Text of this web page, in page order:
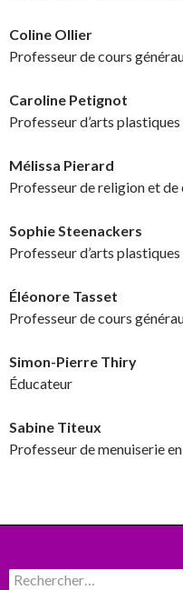
Coline Ollier
Professeur de cours
Caroline Petignot
Professeur d’arts
Mélissa Pierard
Professeur de religion et
Sophie Steenackers
Professeur d’arts
Éléonore Tasset
Professeur de cours
Simon-Pierre Thiry
Éducateur
Sabine Titeux
Professeur de menuiserie
Rechercher :